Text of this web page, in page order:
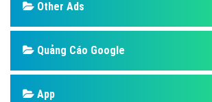
Other Ads
Quảng Cáo Google
App